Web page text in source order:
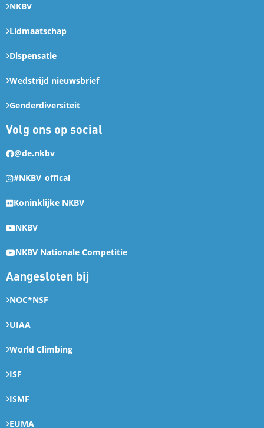
NKBV
Lidmaatschap
Dispensatie
Wedstrijd nieuwsbrief
Genderdiversiteit
Volg ons op social
@de.nkbv
#NKBV_offical
Koninklijke NKBV
NKBV
NKBV Nationale Competitie
Aangesloten bij
NOC*NSF
UIAA
World Climbing
ISF
ISMF
EUMA